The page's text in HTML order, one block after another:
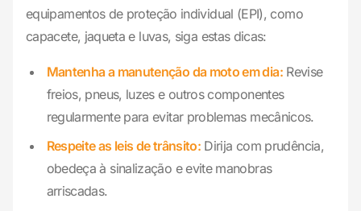
equipamentos de proteção individual (EPI), como
capacete, jaqueta e luvas, siga estas dicas:
Mantenha a manutenção da moto em dia:Revise
freios, pneus, luzes e outros componentes
regularmente para evitar problemas mecânicos.
Respeite as leis de trânsito: Dirija com prudência,
obedeça à sinalização e evite manobras
arriscadas.